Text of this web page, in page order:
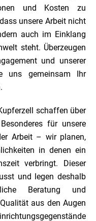
und Kosten zu
unsere Arbeit nicht
auch im Einklang
steht. Überzeugen
und unserer
uns gemeinsam Ihr
schaffen über
für unsere
Arbeit – wir planen,
in denen ein
verbringt. Dieser
und legen deshalb
Beratung und
aus den Augen